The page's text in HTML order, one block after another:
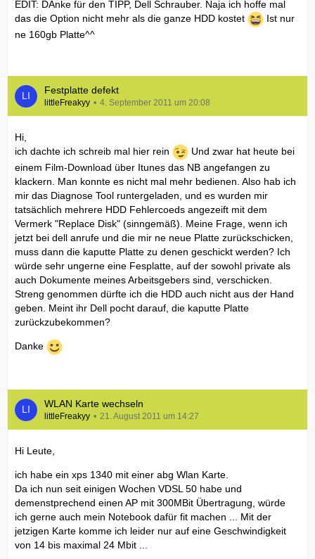
EDIT: DAnke für den TIPP, Dell Schrauber. Naja ich hoffe mal
das die Option nicht mehr als die ganze HDD kostet
Ist nur
ne 160gb Platte^^
Festplatte defekt
littleFreakyy 4. September 2011 um 20:08
Hi,
ich dachte ich schreib mal hier rein
Und zwar hat heute bei
einem Film-Download über Itunes das NB angefangen zu
klackern. Man konnte es nicht mal mehr bedienen. Also hab ich
mir das Diagnose Tool runtergeladen, und es wurden mir
tatsächlich mehrere HDD Fehlercoeds angezeift mit dem
Vermerk "Replace Disk" (sinngemäß). Meine Frage, wenn ich
jetzt bei dell anrufe und die mir ne neue Platte zurückschicken,
muss dann die kaputte Platte zu denen geschickt werden? Ich
würde sehr ungerne eine Fesplatte, auf der sowohl private als
auch Dokumente meines Arbeitsgebers sind, verschicken.
Streng genommen dürfte ich die HDD auch nicht aus der Hand
geben. Meint ihr Dell pocht darauf, die kaputte Platte
zurückzubekommen?
Danke
WLAN Karte wechseln
littleFreakyy 21. August 2011 um 14:27
Hi Leute,
ich habe ein xps 1340 mit einer abg Wlan Karte.
Da ich nun seit einigen Wochen VDSL 50 habe und
demenstprechend einen AP mit 300MBit Übertragung, würde
ich gerne auch mein Notebook dafür fit machen ... Mit der
jetzigen Karte komme ich leider nur auf eine Geschwindigkeit
von 14 bis maximal 24 Mbit ...